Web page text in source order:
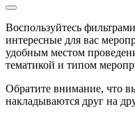
Воспользуйтесь
интересные для вас
удобным местом
тематикой и типом
Обратите внимание, что
накладываются друг на